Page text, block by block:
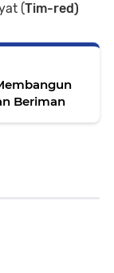
(Tim-red)
Beriman